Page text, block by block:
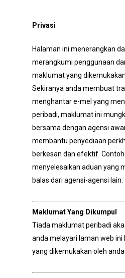
Privasi
Halaman ini menerangkan
merangkumi penggunaan
maklumat yang
Sekiranya anda membuat
menghantar e-mel yang
peribadi, maklumat ini
bersama dengan agensi
membantu penyediaan
berkesan dan efektif.
menyelesaikan aduan yang
balas dari agensi-agensi lain.
Maklumat Yang Dikumpul
Tiada maklumat peribadi
anda melayari laman web
yang dikemukakan oleh